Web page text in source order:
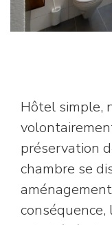
Hôtel simple,
préservation
chambre se